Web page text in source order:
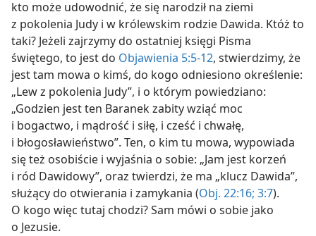
kto może udowodnić, że się narodził na ziemi
z pokolenia Judy i w królewskim rodzie Dawida. Któż to
taki? Jeżeli zajrzymy do ostatniej księgi Pisma
świętego, to jest do Objawienia 5:5-12, stwierdzimy, że
jest tam mowa o kimś, do kogo odniesiono określenie:
„Lew z pokolenia Judy”, i o którym powiedziano:
„Godzien jest ten Baranek zabity wziąć moc
i bogactwo, i mądrość i siłę, i cześć i chwałę,
i błogosławieństwo”. Ten, o kim tu mowa, wypowiada
się też osobiście i wyjaśnia o sobie: „Jam jest korzeń
i ród Dawidowy”, oraz twierdzi, że ma „klucz Dawida”,
służący do otwierania i zamykania (Obj. 22:16; 3:7).
O kogo więc tutaj chodzi? Sam mówi o sobie jako
o Jezusie.